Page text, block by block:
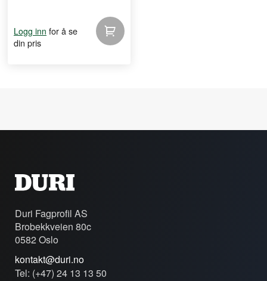
Logg inn for å se
din pris
Duri Fagprofil AS
Brobekkveien 80c
0582 Oslo
kontakt@duri.no
Tel: (+47) 24 13 13 50